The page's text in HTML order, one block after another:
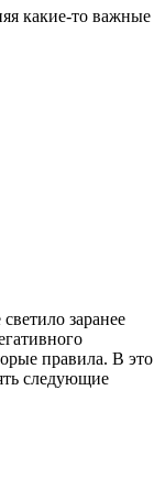
какие-то важные
заранее
правила. В это
следующие